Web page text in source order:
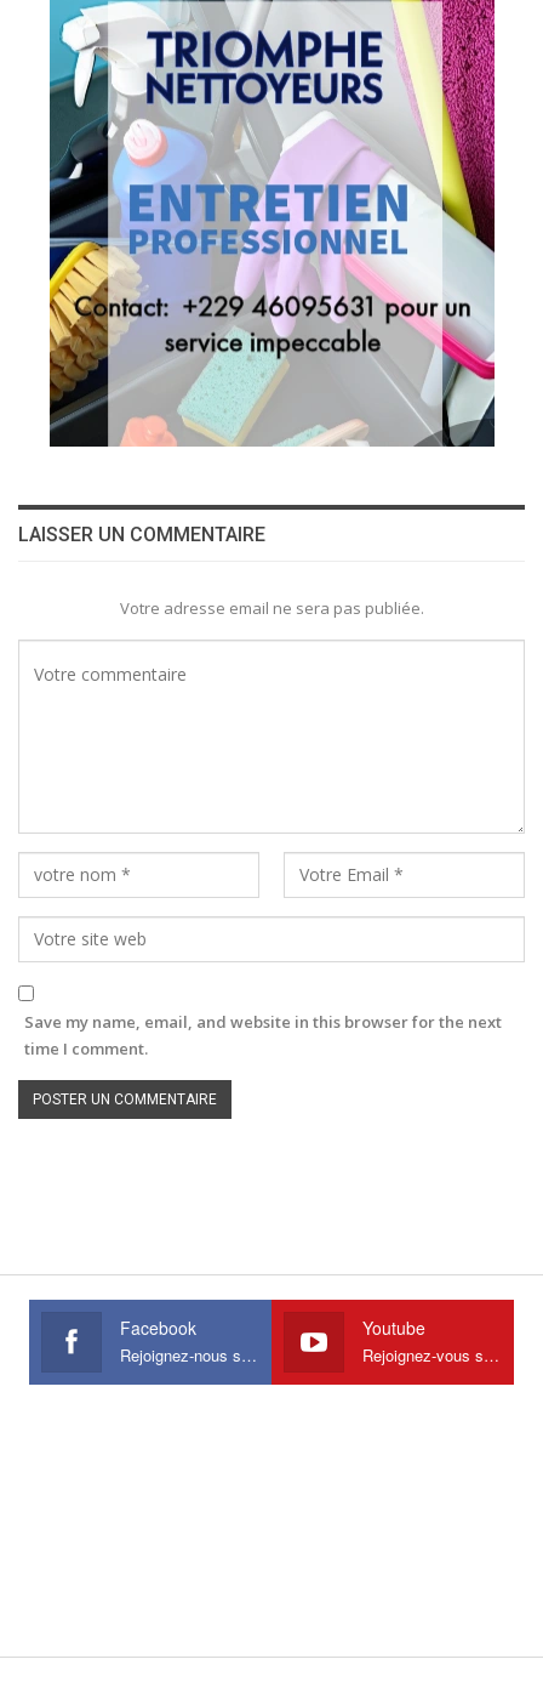
LAISSER UN COMMENTAIRE
Votre adresse email ne sera pas publiée.
Save my name, email, and website in this browser for the next
time I comment.
Facebook
Rejoignez-nous sur Facebook
Youtube
Rejoignez-vous sur Youtube